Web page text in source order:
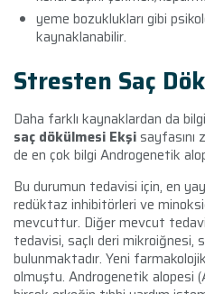
yeme bozuklukları gibi
kaynaklanabilir.
Stresten Saç
Daha farklı kaynaklardan da
saç dökülmesi Ekşisayfasını
de en çok bilgi Androgenetik
Bu durumun tedavisi için, en
redüktaz inhibitörleri ve
mevcuttur. Diğer mevcut
tedavisi, saçlı deri
bulunmaktadır. Yeni
olmuştu. Androgenetik alopesi